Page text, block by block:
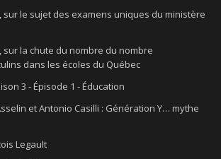
sur le sujet des examens uniques du ministère
sur la chute du nombre du nombre
dans les écoles du Québec
3 - Épisode 1 - Éducation
et Antonio Casilli : Génération Y… mythe
Legault